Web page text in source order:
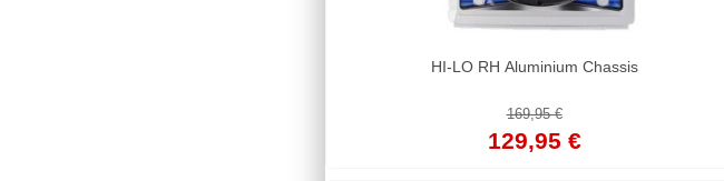
HI-LO RH Aluminium Chassis
169,95 €
129,95 €